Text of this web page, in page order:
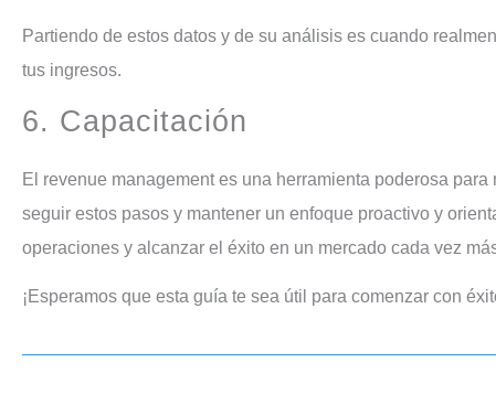
Partiendo de estos datos y de su análisis es cuando realmente podrás aplicar estrategias de Revenue que harán que dupliques
tus ingresos.
6. Capacitación
El revenue management es una herramienta poderosa para maximizar los ingresos y la rentabilidad en tu alojamiento turístico. Al
seguir estos pasos y mantener un enfoque proactivo y
operaciones y alcanzar el éxito en un mercado cada vez
¡Esperamos que esta guía te sea útil para comenzar con